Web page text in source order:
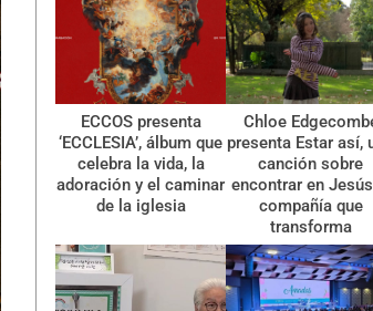
ECCOS presenta
‘ECCLESIA’, álbum que
celebra la vida, la
adoración y el caminar
de la iglesia
Chloe
presenta Estar así,
canción sobre
encontrar en
compañía que
transforma